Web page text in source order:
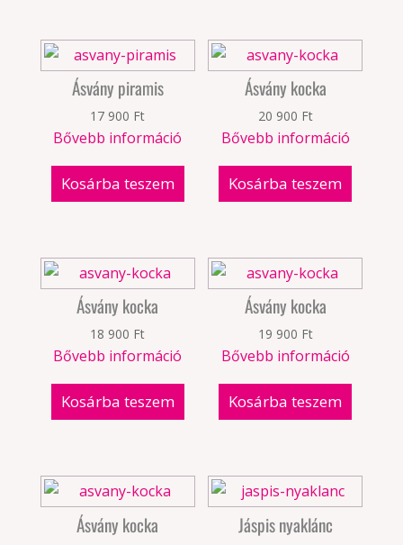
Ásvány piramis
17 900 Ft
Bővebb információ
Kosárba teszem
Ásvány kocka
20 900 Ft
Bővebb információ
Kosárba teszem
Ásvány kocka
18 900 Ft
Bővebb információ
Kosárba teszem
Ásvány kocka
19 900 Ft
Bővebb információ
Kosárba teszem
Ásvány kocka Jáspis nyaklánc